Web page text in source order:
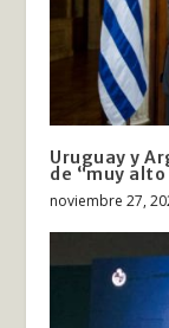
Uruguay y
de “muy
noviembre 27,